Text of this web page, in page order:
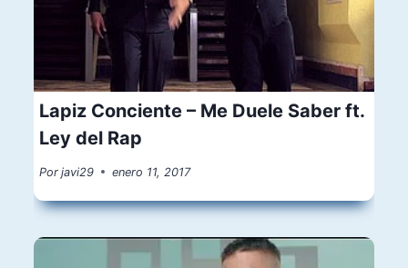
Lapiz Conciente – Me Duele Saber ft.
Ley del Rap
Por javi29 enero 11, 2017